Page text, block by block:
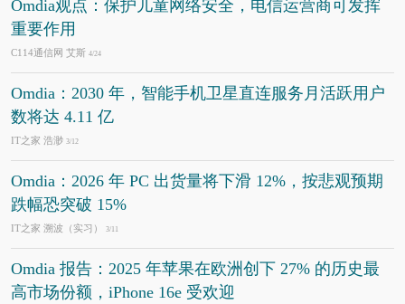
Omdia观点：保护儿童网络安全，电信运营商可发挥
重要作用
C114通信网 艾斯 4/24
Omdia：2030 年，智能手机卫星直连服务月活跃用户
数将达 4.11 亿
IT之家 浩渺 3/12
Omdia：2026 年 PC 出货量将下滑 12%，按悲观预期
跌幅恐突破 15%
IT之家 溯波（实习） 3/11
Omdia 报告：2025 年苹果在欧洲创下 27% 的历史最
高市场份额，iPhone 16e 受欢迎